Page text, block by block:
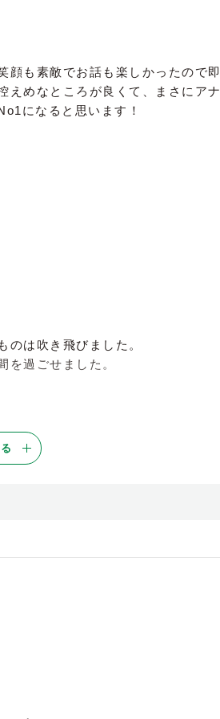
顔も素敵でお話も楽しかったので即
えめなところが良くて、まさにアナ
になると思います！
は吹き飛びました。
を過ごせました。